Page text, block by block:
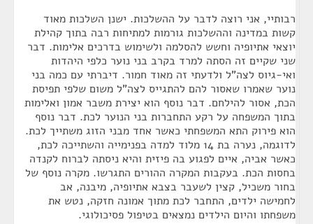
רבותיי, אני רוצה לדבר על ההשלכות. ישנן השלכות מאוד
קשות במדינה וההשלכות גורמות למתיחות רבה בתוך קהילת
יוצאי אתיופיה וחשש להסלמה ולשימוש בדרכים אלימות. דבר
שני שקיים זה הסתה למרד בקרב בני נוער כלפי היהדות
ואי-גיוס לצה"ל ולדעתי זה מאוד חמור. דיברתי עם כמה בני
נוער שאמרו שאסור להם להתגייס לצה"ל משום שלפי תפיסת
הכת, אסור להילחם. דבר נוסף הוא יצירת משבר אמון ואלימות
בתוך המשפחה על רקע התחברות בני הנוער לכת. דבר נוסף
הוא פירוק התא המשפחתי כאשר אחד מבני הזוג משתייך לכת.
לדוגמה, נערה בת 14 מלוד למדה בפנימייה והשתייכה לכת,
כאשר אביה, איים לפגוע בה פיזית והיא ניסתה לברוח לקנדה
בחסות הכת. בעקבות המקרה ההורים התגרשו. מקרה נוסף של
בחור משכיל, קצין לשעבר בצבא אתיופיה, מיבנה, אב
לחמישה ילדים, התחבר לכת מתוך אמונה חזקה, נטש את
משפחתו והיום הילדים נמצאים בטיפול פסיכולוגי.